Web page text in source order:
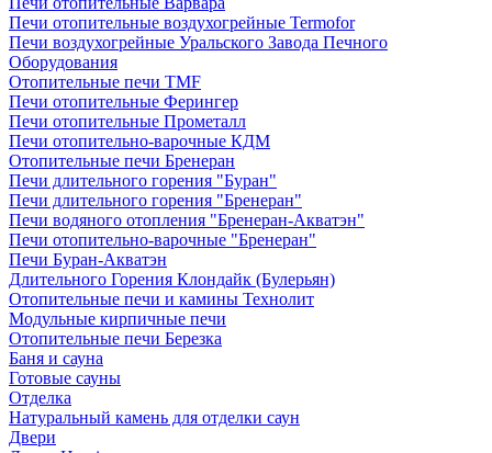
Печи отопительные воздухогрейные Termofor
Печи воздухогрейные Уральского Завода Печного
Оборудования
Отопительные печи TMF
Печи отопительные Ферингер
Печи отопительные Прометалл
Печи отопительно-варочные КДМ
Отопительные печи Бренеран
Печи длительного горения "Буран"
Печи длительного горения "Бренеран"
Печи водяного отопления "Бренеран-Акватэн"
Печи отопительно-варочные "Бренеран"
Печи Буран-Акватэн
Длительного Горения Клондайк (Булерьян)
Отопительные печи и камины Технолит
Модульные кирпичные печи
Отопительные печи Березка
Баня и сауна
Готовые сауны
Отделка
Натуральный камень для отделки саун
Двери